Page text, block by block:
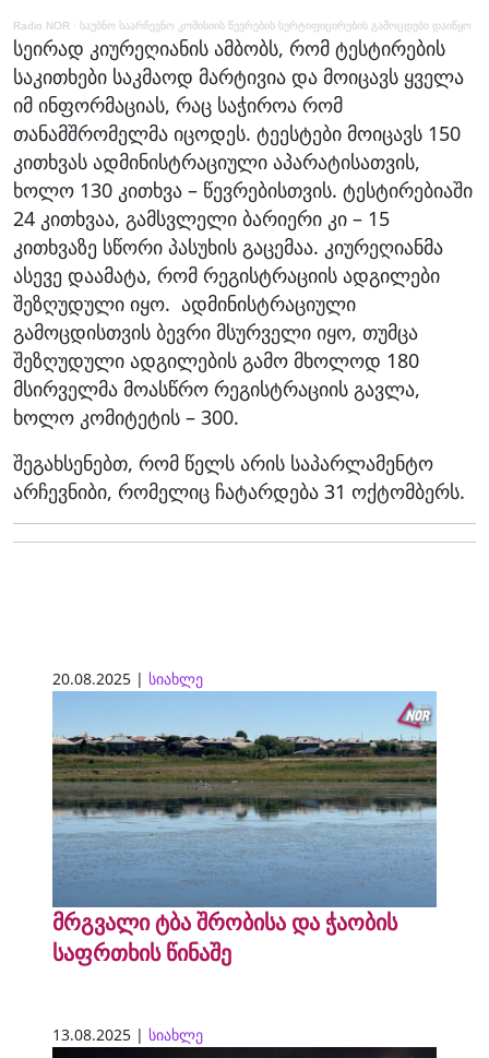
Radio NOR · საუბნო საარჩევნო კომისიის წევრების სერტიფიცირების გამოცდები დაიწყო
სეირად კიურეღიანის ამბობს, რომ ტესტირების
საკითხები საკმაოდ მარტივია და მოიცავს ყველა
იმ ინფორმაციას, რაც საჭიროა რომ
თანამშრომელმა იცოდეს. ტეესტები მოიცავს 150
კითხვას ადმინისტრაციული აპარატისათვის,
ხოლო 130 კითხვა – წევრებისთვის. ტესტირებიაში
24 კითხვაა, გამსვლელი ბარიერი კი – 15
კითხვაზე სწორი პასუხის გაცემაა. კიურეღიანმა
ასევე დაამატა, რომ რეგისტრაციის ადგილები
შეზღუდული იყო. ადმინისტრაციული
გამოცდისთვის ბევრი მსურველი იყო, თუმცა
შეზღუდული ადგილების გამო მხოლოდ 180
მსირველმა მოასწრო რეგისტრაციის გავლა,
ხოლო კომიტეტის – 300.
შეგახსენებთ, რომ წელს არის საპარლამენტო
არჩევნიბი, რომელიც ჩატარდება 31 ოქტომბერს.
20.08.2025 | სიახლე
მრგვალი ტბა შრობისა და ჭაობის
საფრთხის წინაშე
13.08.2025 | სიახლე